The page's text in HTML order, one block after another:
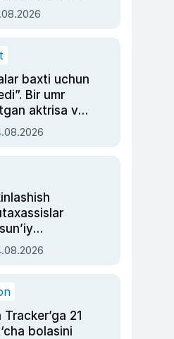
baxti uchun
Bir umr
aktrisa va
Rimma
xavotir
21
bolasini